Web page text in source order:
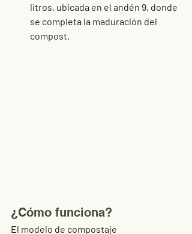
litros, ubicada en el andén 9, donde
se completa la maduración del
compost.
¿Cómo funciona?
El modelo de compostaje